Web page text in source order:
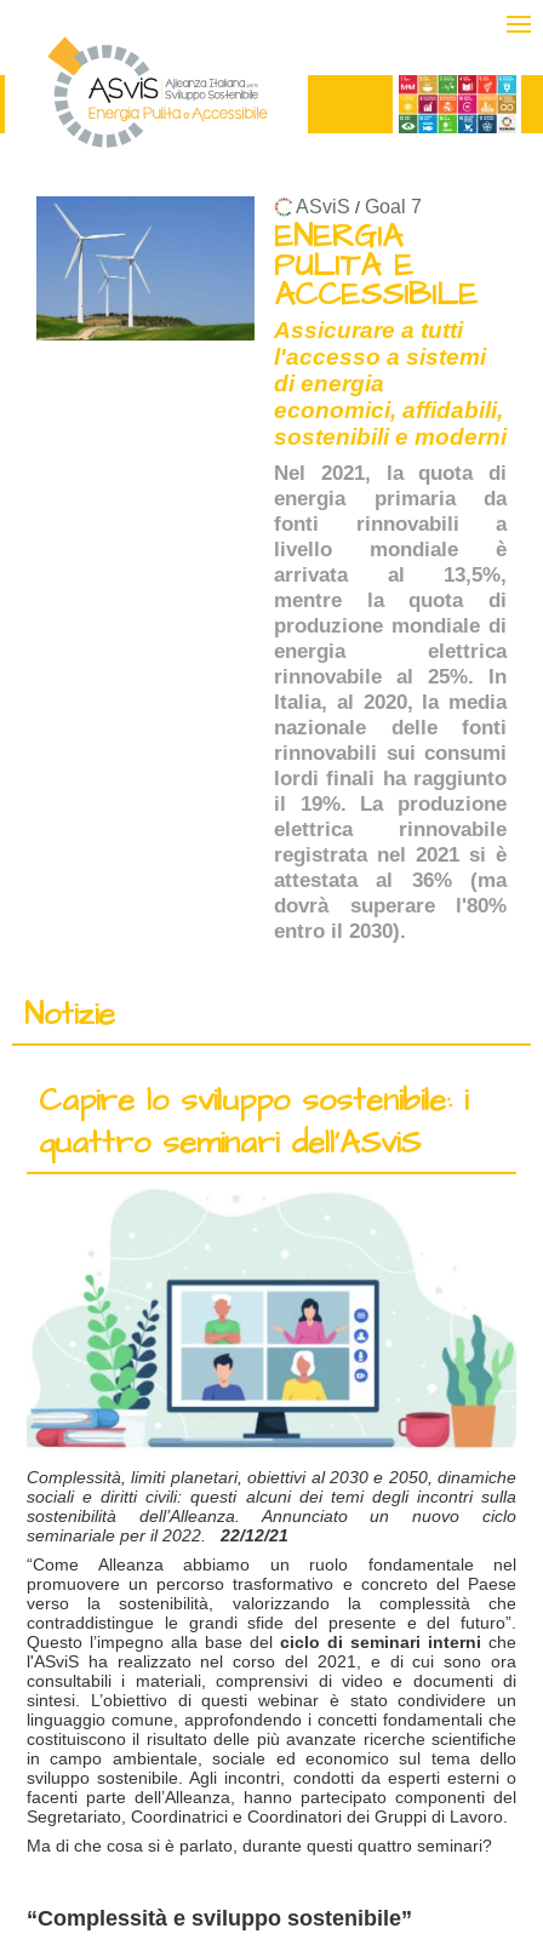
ASviS / Goal 7
ENERGIA
PULITA E
ACCESSIBILE
Assicurare a tutti
l'accesso a sistemi
di energia
economici, affidabili,
sostenibili e moderni
Nel 2021, la quota di
energia primaria da
fonti rinnovabili a
livello mondiale è
arrivata al 13,5%,
mentre la quota di
produzione mondiale di
energia elettrica
rinnovabile al 25%. In
Italia, al 2020, la media
nazionale delle fonti
rinnovabili sui consumi
lordi finali ha raggiunto
il 19%. La produzione
elettrica rinnovabile
registrata nel 2021 si è
attestata al 36% (ma
dovrà superare l'80%
entro il 2030).
Notizie
Capire lo sviluppo sostenibile: i
quattro seminari dell’ASviS
Complessità, limiti planetari, obiettivi al 2030 e 2050, dinamiche
sociali e diritti civili: questi alcuni dei temi degli incontri sulla
sostenibilità dell’Alleanza. Annunciato un nuovo ciclo
seminariale per il 2022.22/12/21
“Come Alleanza abbiamo un ruolo fondamentale nel
promuovere un percorso trasformativo e concreto del Paese
verso la sostenibilità, valorizzando la complessità che
contraddistingue le grandi sfide del presente e del futuro”.
Questo l’impegno alla base del ciclo di seminari interni che
l'ASviS ha realizzato nel corso del 2021, e di cui sono ora
consultabili i materiali, comprensivi di video e documenti di
sintesi. L’obiettivo di questi webinar è stato condividere un
linguaggio comune, approfondendo i concetti fondamentali che
costituiscono il risultato delle più avanzate ricerche scientifiche
in campo ambientale, sociale ed economico sul tema dello
sviluppo sostenibile. Agli incontri, condotti da esperti esterni o
facenti parte dell’Alleanza, hanno partecipato componenti del
Segretariato, Coordinatrici e Coordinatori dei Gruppi di Lavoro.
Ma di che cosa si è parlato, durante questi quattro seminari?
“Complessità e sviluppo sostenibile”